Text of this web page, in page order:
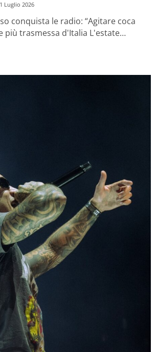
Luglio 2026
conquista le radio: “Agitare coca
più trasmessa d'Italia L'estate…